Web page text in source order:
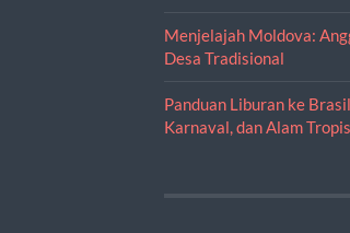
Menjelajah Moldova:
Desa Tradisional
Panduan Liburan ke
Karnaval, dan Alam Tropis